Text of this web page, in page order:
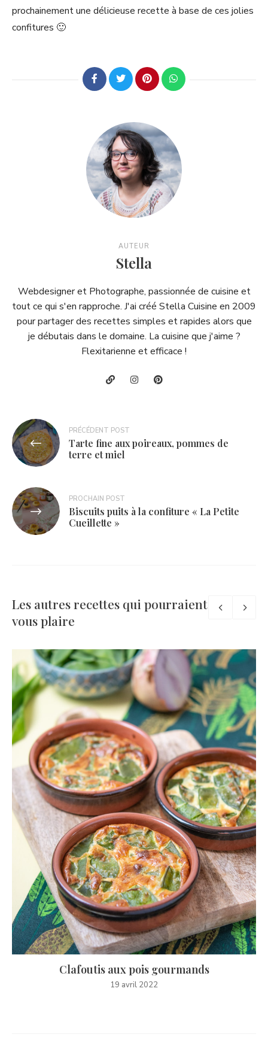
prochainement une délicieuse recette à base de ces jolies
confitures 🙂
AUTEUR
Stella
Webdesigner et Photographe, passionnée de cuisine et
tout ce qui s'en rapproche. J'ai créé Stella Cuisine en 2009
pour partager des recettes simples et rapides alors que
je débutais dans le domaine. La cuisine que j'aime ?
Flexitarienne et efficace !
Navigation
de
l’article
PRÉCÉDENT POST
Tarte fine aux poireaux, pommes de
terre et miel
PROCHAIN POST
Biscuits puits à la confiture « La Petite
Cueillette »
Les autres recettes qui pourraient
vous plaire
Clafoutis aux pois gourmands
19 avril 2022